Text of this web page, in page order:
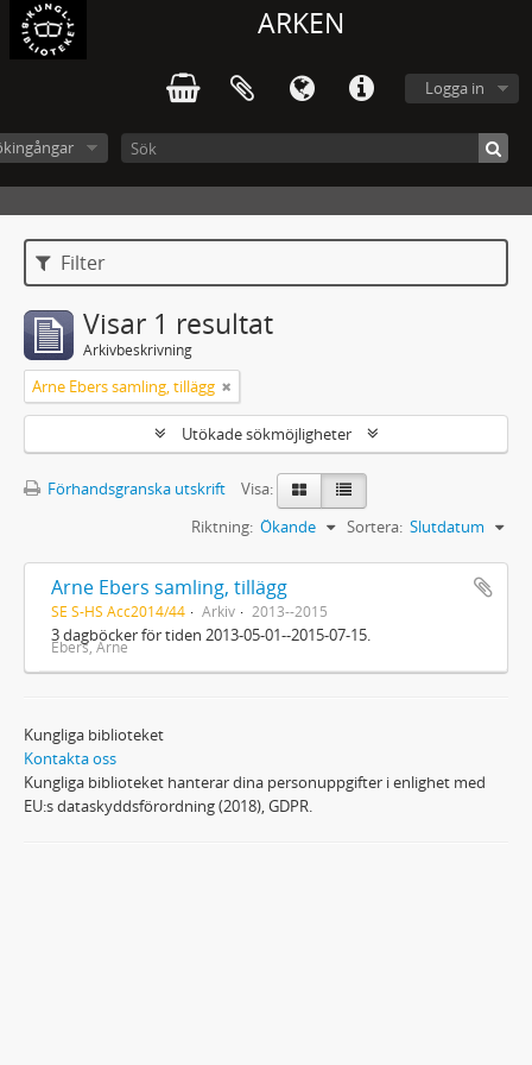
ARKEN
Logga in
Filter
Visar 1 resultat
Arkivbeskrivning
Arne Ebers samling, tillägg
Utökade sökmöjligheter
Förhandsgranska utskrift
Visa:
Sortera: Slutdatum
Riktning: Ökande
Arne Ebers samling, tillägg
SE S-HS Acc2014/44 Arkiv 2013--2015
3 dagböcker för tiden 2013-05-01--2015-07-15.
Ebers, Arne
Kungliga biblioteket
Kontakta oss
Kungliga biblioteket hanterar dina personuppgifter i enlighet med
EU:s dataskyddsförordning (2018), GDPR.